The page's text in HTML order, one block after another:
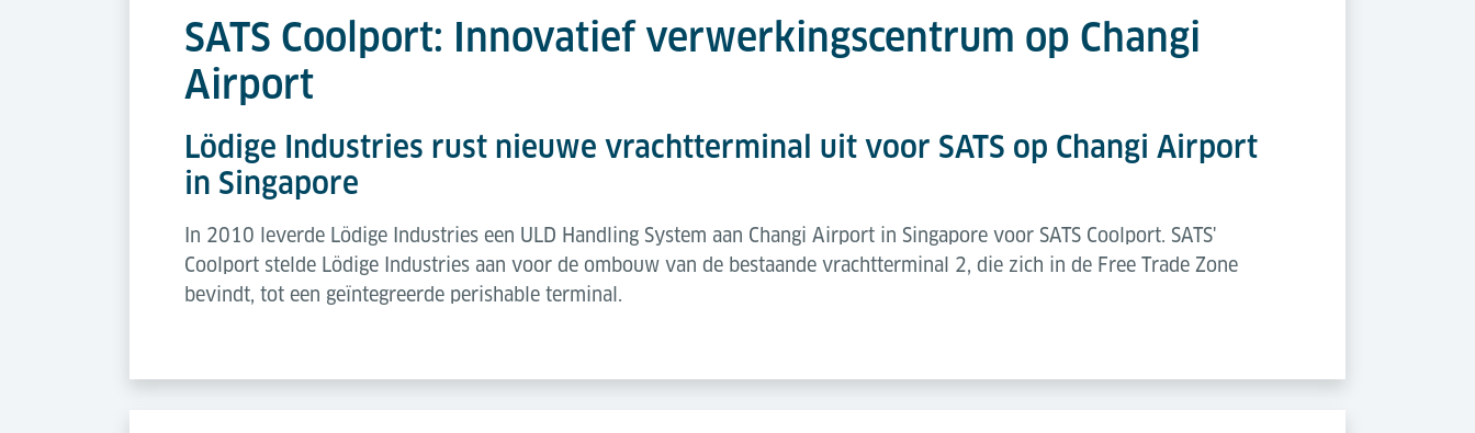
SATS Coolport: Innovatief verwerkingscentrum op Changi
Airport
Lödige Industries rust nieuwe vrachtterminal uit voor SATS op Changi Airport
in Singapore
In 2010 leverde Lödige Industries een ULD Handling System aan Changi Airport in Singapore voor SATS Coolport. SATS'
Coolport stelde Lödige Industries aan voor de ombouw van de bestaande vrachtterminal 2, die zich in de Free Trade Zone
bevindt, tot een geïntegreerde perishable terminal.